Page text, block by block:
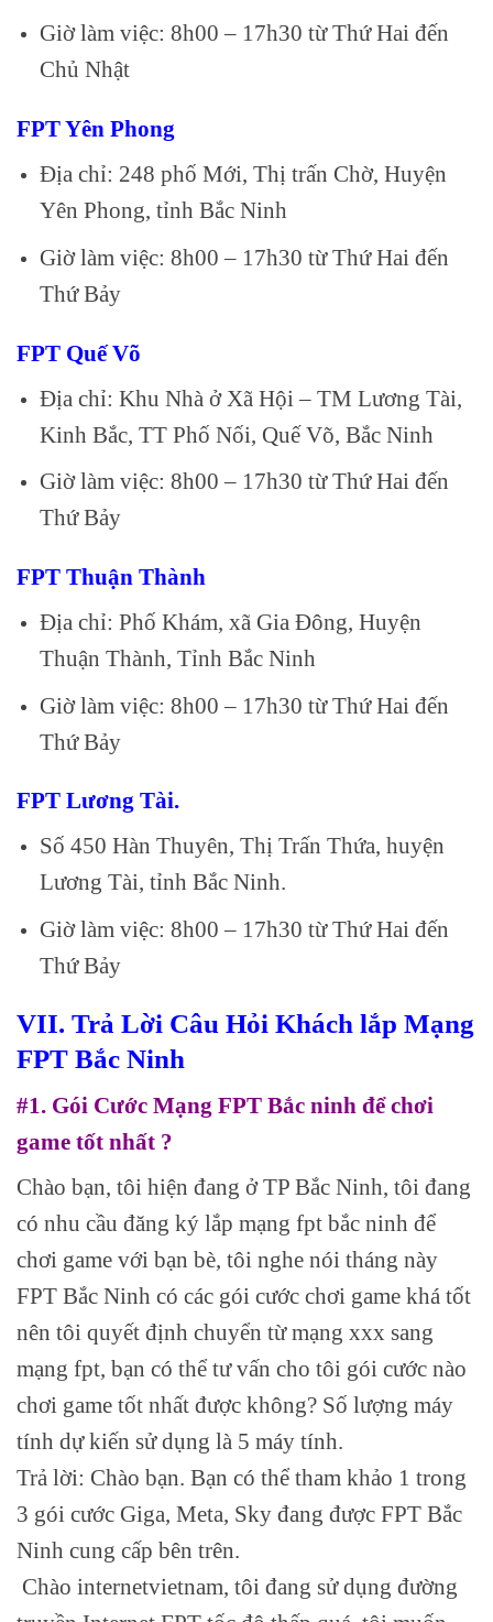
Giờ làm việc: 8h00 – 17h30 từ Thứ Hai đến
Chủ Nhật
FPT Yên Phong
Địa chỉ: 248 phố Mới, Thị trấn Chờ, Huyện
Yên Phong, tỉnh Bắc Ninh
Giờ làm việc: 8h00 – 17h30 từ Thứ Hai đến
Thứ Bảy
FPT Quế Võ
Địa chỉ: Khu Nhà ở Xã Hội – TM Lương Tài,
Kinh Bắc, TT Phố Nối, Quế Võ, Bắc Ninh
Giờ làm việc: 8h00 – 17h30 từ Thứ Hai đến
Thứ Bảy
FPT Thuận Thành
Địa chỉ: Phố Khám, xã Gia Đông, Huyện
Thuận Thành, Tỉnh Bắc Ninh
Giờ làm việc: 8h00 – 17h30 từ Thứ Hai đến
Thứ Bảy
FPT Lương Tài.
Số 450 Hàn Thuyên, Thị Trấn Thứa, huyện
Lương Tài, tỉnh Bắc Ninh.
Giờ làm việc: 8h00 – 17h30 từ Thứ Hai đến
Thứ Bảy
VII. Trả Lời Câu Hỏi Khách lắp Mạng
FPT Bắc Ninh
#1. Gói Cước Mạng FPT Bắc ninh để chơi
game tốt nhất ?
Chào bạn, tôi hiện đang ở TP Bắc Ninh, tôi đang
có nhu cầu đăng ký lắp mạng fpt bắc ninh để
chơi game với bạn bè, tôi nghe nói tháng này
FPT Bắc Ninh có các gói cước chơi game khá tốt
nên tôi quyết định chuyển từ mạng xxx sang
mạng fpt, bạn có thể tư vấn cho tôi gói cước nào
chơi game tốt nhất được không? Số lượng máy
tính dự kiến sử dụng là 5 máy tính.
Trả lời: Chào bạn. Bạn có thể tham khảo 1 trong
3 gói cước Giga, Meta, Sky đang được FPT Bắc
Ninh cung cấp bên trên.
Chào internetvietnam, tôi đang sử dụng đường